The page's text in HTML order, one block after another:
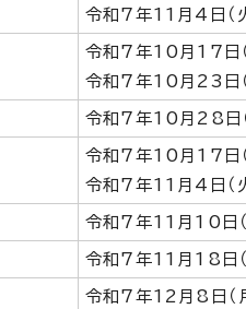
令和7年11月4日（
令和7年10月17日
令和7年10月23日
令和7年10月28日
令和7年10月17日
令和7年11月4日（
令和7年11月10日（
令和7年11月18日（
令和7年12月8日（